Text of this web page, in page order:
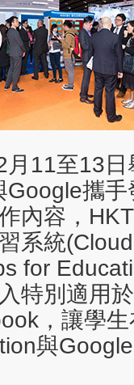
11至13
Google攜
內容，
系統
for
特別適用
，讓學
與